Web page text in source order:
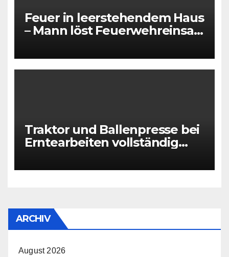
Feuer in leerstehendem Haus
– Mann löst Feuerwehreinsatz
Traktor und Ballenpresse bei
Erntearbeiten vollständig
ARCHIV
August 2026